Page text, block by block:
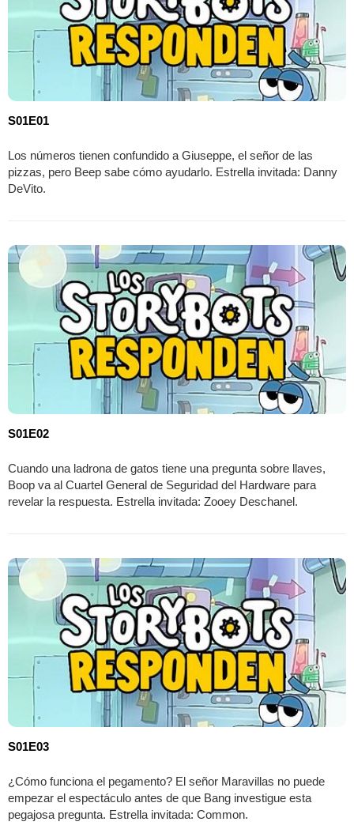
S01E01
Los números tienen confundido a Giuseppe, el señor de las
pizzas, pero Beep sabe cómo ayudarlo. Estrella invitada: Danny
DeVito.
S01E02
Cuando una ladrona de gatos tiene una pregunta sobre llaves,
Boop va al Cuartel General de Seguridad del Hardware para
revelar la respuesta. Estrella invitada: Zooey Deschanel.
S01E03
¿Cómo funciona el pegamento? El señor Maravillas no puede
empezar el espectáculo antes de que Bang investigue esta
pegajosa pregunta. Estrella invitada: Common.